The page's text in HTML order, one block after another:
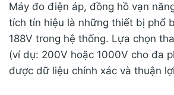
Máy đo điện áp, đồng hồ vạn
tích tín hiệu là những thiết bị phổ
188V trong hệ thống. Lựa chọn
(ví dụ: 200V hoặc 1000V cho đa
được dữ liệu chính xác và thuận